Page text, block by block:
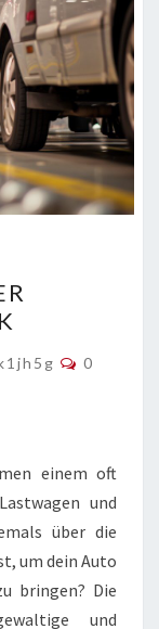
0
einem oft
und
über die
um dein Auto
bringen? Die
und